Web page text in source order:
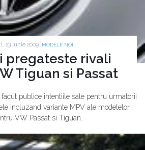
23 Iunie 2009 | MODELE NOI
pregateste rivali
Tiguan si Passat
publice intentiile sale pentru urmatorii
incluzand variante MPV ale modelelor
VW Passat si Tiguan.